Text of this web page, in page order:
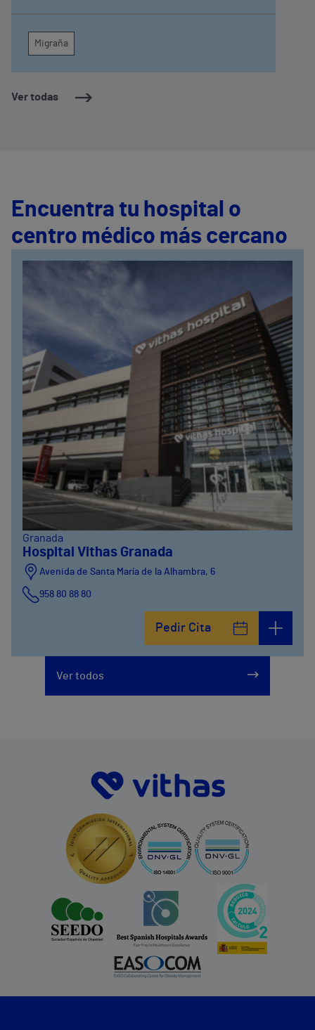
Ver todas
Migraña
Encuentra tu hospital o
centro médico más cercano
Granada
Hospital Vithas Granada
Avenida de Santa María de la Alhambra, 6
958 80 88 80
Pedir Cita
Ver todos